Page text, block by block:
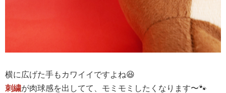
横に広げた手もカワイイですよね😆
刺繍が肉球感を出してて、モミモミしたくなります〜🐾